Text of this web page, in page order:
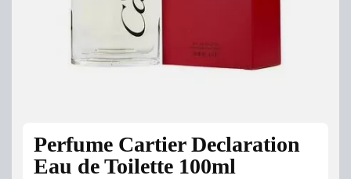
Perfume Cartier Declaration
Eau de Toilette 100ml